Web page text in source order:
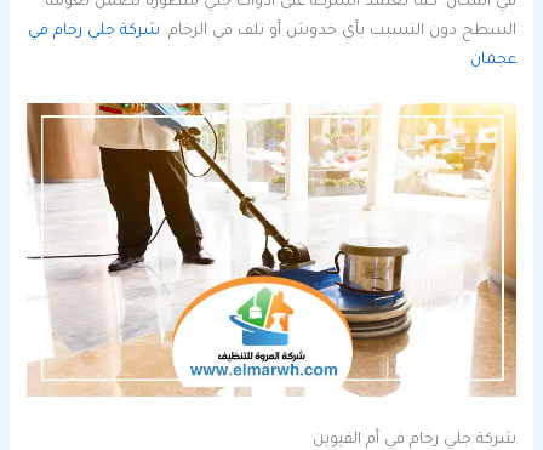
السطح دون التسبب بأي خدوش أو تلف في الرخام. شركة جلي رخام في
عجمان
شركة جلي رخام في أم القيوين